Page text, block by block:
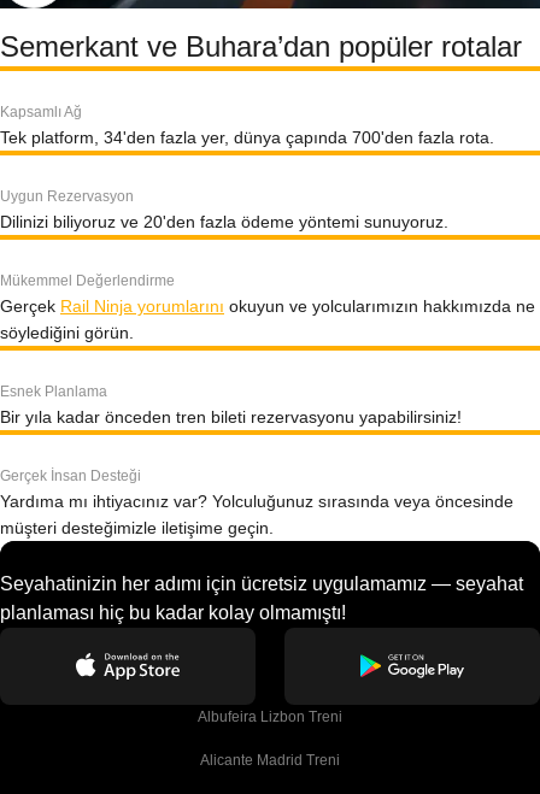
Semerkant ve Buhara’dan popüler rotalar
Kapsamlı Ağ
Tek platform, 34'den fazla yer, dünya çapında 700'den fazla rota.
Uygun Rezervasyon
Dilinizi biliyoruz ve 20'den fazla ödeme yöntemi sunuyoruz.
Mükemmel Değerlendirme
Gerçek Rail Ninja yorumlarını okuyun ve yolcularımızın hakkımızda ne
söylediğini görün.
Esnek Planlama
Bir yıla kadar önceden tren bileti rezervasyonu yapabilirsiniz!
Gerçek İnsan Desteği
Yardıma mı ihtiyacınız var? Yolculuğunuz sırasında veya öncesinde
müşteri desteğimizle iletişime geçin.
Seyahatinizin her adımı için ücretsiz uygulamamız — seyahat
planlaması hiç bu kadar kolay olmamıştı!
Albufeira Lizbon Treni
Alicante Madrid Treni